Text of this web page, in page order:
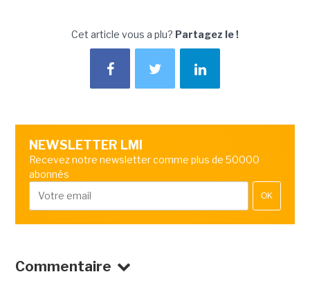
Cet article vous a plu? Partagez le !
NEWSLETTER LMI
Recevez notre newsletter comme plus de 50000
abonnés
OK
Commentaire